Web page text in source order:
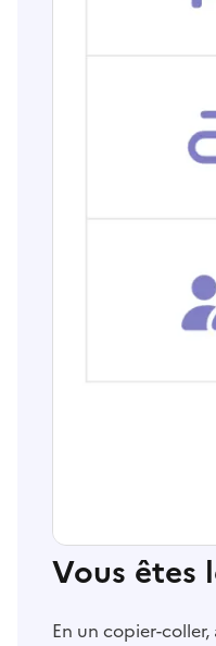
Vous êtes
En un copier-